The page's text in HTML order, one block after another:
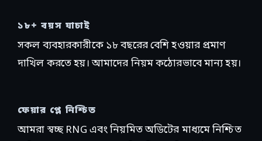
১৮+ বয়স যাচাই
সকল ব্যবহারকারীকে ১৮ বছরের বেশি হওয়ার প্রমাণ
দাখিল করতে হয়। আমাদের নিয়ম কঠোরভাবে মান্য হয়।
ফেয়ার প্লে নিশ্চিত
আমরা স্বচ্ছ RNG এবং নিয়মিত অডিটের মাধ্যমে নিশ্চিত